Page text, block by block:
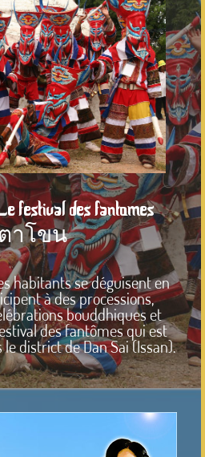
festival des fantomes
าโขน
habitants se déguisent en
à des processions,
bouddhiques et
des fantômes qui est
district de Dan Sai (Issan).